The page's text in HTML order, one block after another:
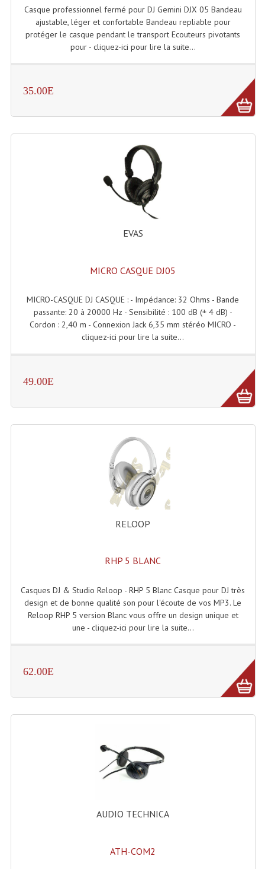
Casques Stéréo
Compresseurs , Limiteurs , Noise Gate
Egaliseur Egaliseurs
Enceintes, Système Amplifiés
Enceintes Passives Sono
Retours De Scène
Enceinte Nomade Bluetooth
Enceintes (Ecoutes De Studio)
Enceintes Autonomes Portables Amplifiées
Haut Parleurs Sono
Filtres Passifs
Haut-Parleurs Amplis Guitare
Lecteurs Audio & Sources
Platines Disque Vinyles
Lecteurs Cd À Plats
Lecteurs Lasers Simple Et Mp3 (rack 19")
Digital Package Et Logiciel
Platines Dvd Pour Dj
Casque professionnel fermé pour DJ Gemini DJX 05 Bandeau
ajustable, léger et confortable Bandeau repliable pour
protéger le casque pendant le transport Ecouteurs pivotants
pour - cliquez-ici pour lire la suite...
35.00E
EVAS
MICRO CASQUE DJ05
MICRO-CASQUE DJ CASQUE : - Impédance: 32 Ohms - Bande
passante: 20 à 20000 Hz - Sensibilité : 100 dB (± 4 dB) -
Cordon : 2,40 m - Connexion Jack 6,35 mm stéréo MICRO -
cliquez-ici pour lire la suite...
49.00E
RELOOP
RHP 5 BLANC
Casques DJ & Studio Reloop - RHP 5 Blanc Casque pour DJ très
design et de bonne qualité son pour l'écoute de vos MP3. Le
Reloop RHP 5 version Blanc vous offre un design unique et
une - cliquez-ici pour lire la suite...
62.00E
AUDIO TECHNICA
ATH-COM2